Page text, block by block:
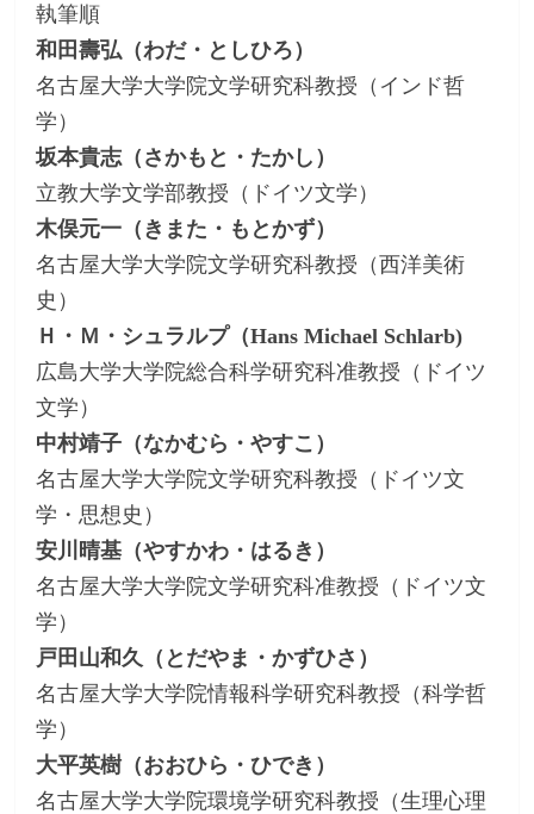
執筆順
和田壽弘（わだ・としひろ）
名古屋大学大学院文学研究科教授（インド哲
学）
坂本貴志（さかもと・たかし）
立教大学文学部教授（ドイツ文学）
木俣元一（きまた・もとかず）
名古屋大学大学院文学研究科教授（西洋美術
史）
Ｈ・Ｍ・シュラルプ（Hans Michael Schlarb)
広島大学大学院総合科学研究科准教授（ドイツ
文学）
中村靖子（なかむら・やすこ）
名古屋大学大学院文学研究科教授（ドイツ文
学・思想史）
安川晴基（やすかわ・はるき）
名古屋大学大学院文学研究科准教授（ドイツ文
学）
戸田山和久（とだやま・かずひさ）
名古屋大学大学院情報科学研究科教授（科学哲
学）
大平英樹（おおひら・ひでき）
名古屋大学大学院環境学研究科教授（生理心理